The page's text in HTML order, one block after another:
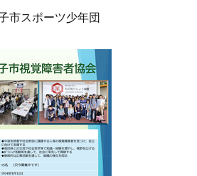
市スポーツ少年団